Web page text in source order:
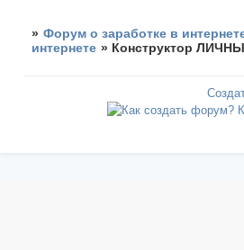
» Форум о заработке в
интернете » Конструктор